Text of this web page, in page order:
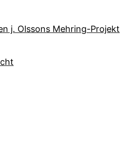
j. Olssons Mehring-Projekt